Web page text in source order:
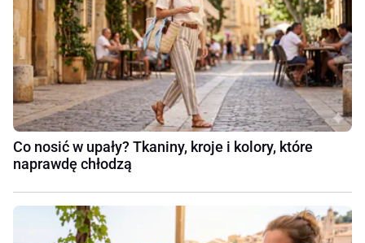
Co nosić w upały? Tkaniny, kroje i kolory, które
naprawdę chłodzą